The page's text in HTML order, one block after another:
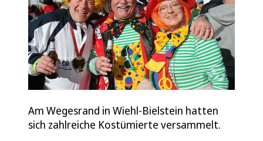
Am Wegesrand in Wiehl-Bielstein hatten
sich zahlreiche Kostümierte versammelt.